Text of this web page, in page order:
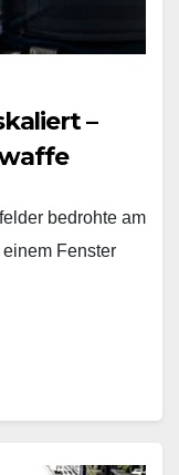
–
bedrohte am
Fenster